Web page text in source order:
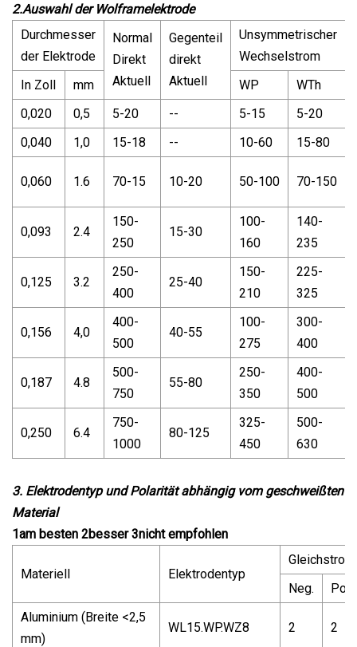
2.Auswahl der Wolframelektrode
Durchmesser
der Elektrode
Normal
Direkt
Aktuell
Gegenteil
direkt
Aktuell
Unsymmetrischer
Wechselstrom
In Zoll
mm WP WTh
0,020
0,5 5-20 -- 5-15 5-20
0,040
1,0 15-18 -- 10-60 15-80
0,060 1.6 70-15 10-20 50-100 70-150
0,093 2.4
150-
250
15-30
100-
160
140-
235
0,125 3.2
250-
400
25-40
150-
210
225-
325
0,156 4,0
400-
500
40-55
100-
275
300-
400
0,187 4.8
500-
750
55-80
250-
350
400-
500
0,250 6.4
750-
1000
80-125
325-
450
500-
630
3. Elektrodentyp und Polarität abhängig vom geschweißten
Material
1am besten 2besser 3nicht empfohlen
Materiell Elektrodentyp
Gleichstrom
Neg.
Pos.
Aluminium (Breite <2,5
mm)
WL15.WP.WZ8 2 2